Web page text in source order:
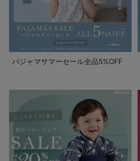
パジャマサマーセール全品5%OFF